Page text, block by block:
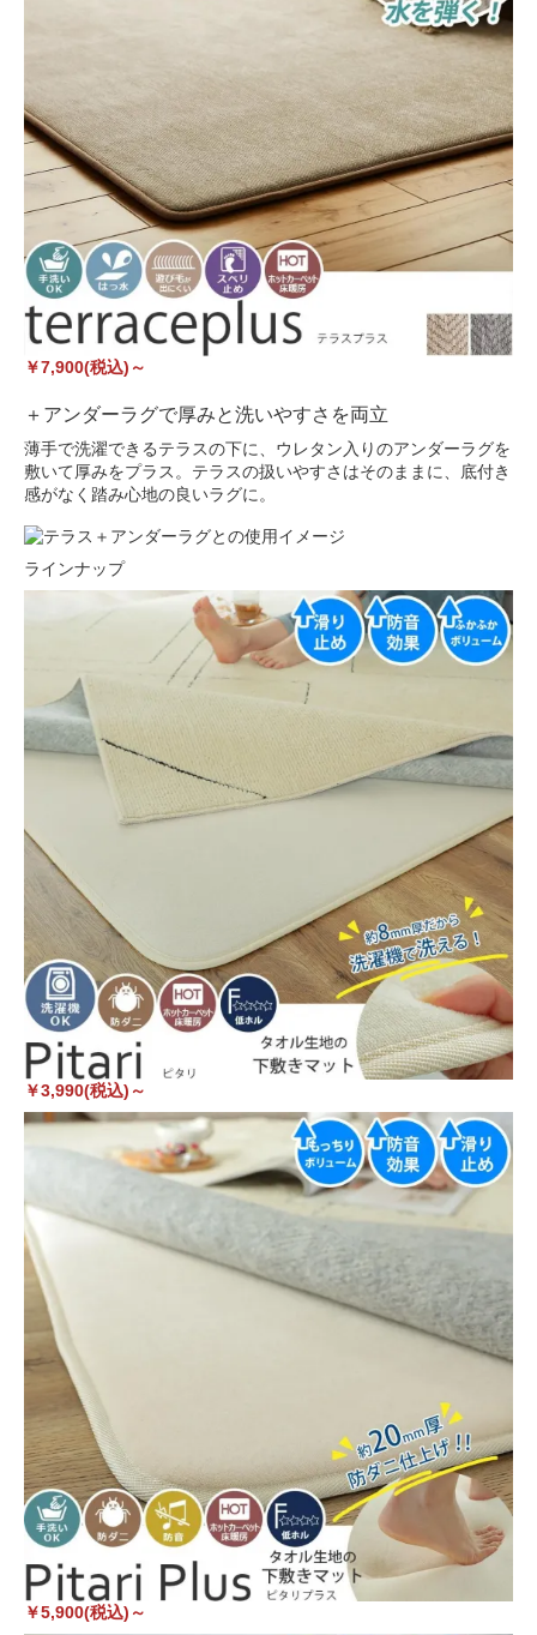
￥7,900(税込)～
＋アンダーラグで厚みと洗いやすさを両立
薄手で洗濯できるテラスの下に、ウレタン入りのアンダーラグを
敷いて厚みをプラス。テラスの扱いやすさはそのままに、底付き
感がなく踏み心地の良いラグに。
ラインナップ
￥3,990(税込)～
￥5,900(税込)～